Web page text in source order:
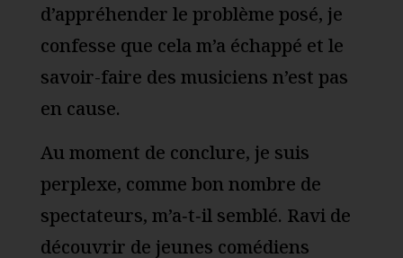
d’appréhender le problème posé, je
confesse que cela m’a échappé et le
savoir-faire des musiciens n’est pas
en cause.
Au moment de conclure, je suis
perplexe, comme bon nombre de
spectateurs, m’a‑t‑il semblé. Ravi de
découvrir de jeunes comédiens